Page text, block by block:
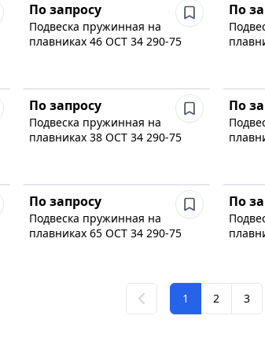
По запросу
Подвеска пружинная на
плавниках 46 ОСТ 34 290-75
По
По запросу
Подвеска пружинная на
плавниках 38 ОСТ 34 290-75
По
По запросу
Подвеска пружинная на
плавниках 65 ОСТ 34 290-75
По
1 2 3